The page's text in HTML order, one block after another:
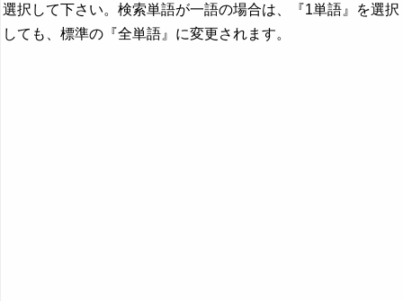
選択して下さい。検索単語が一語の場合は、『1単語』を選択
しても、標準の『全単語』に変更されます。